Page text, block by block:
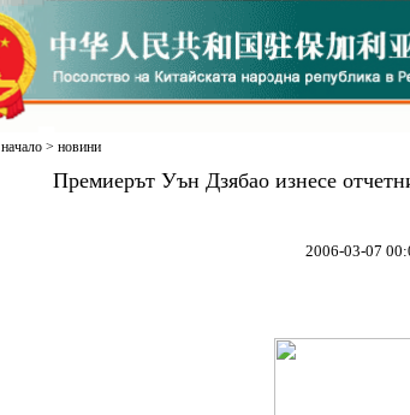
начало> новини
Премиерът Уън Дзябао изнесе
2006-03-07